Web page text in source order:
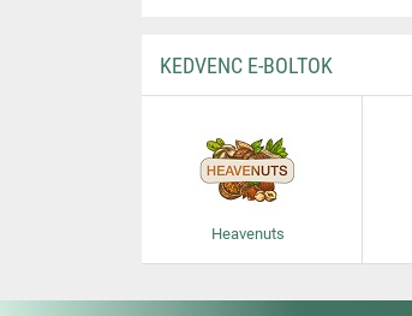
KEDVENC E-BOLTOK
Heavenuts